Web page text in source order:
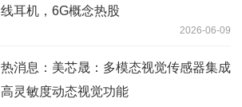
线耳机，6G概念热股
2026-06-09
热消息：美芯晟：多模态视觉传感器集成
高灵敏度动态视觉功能